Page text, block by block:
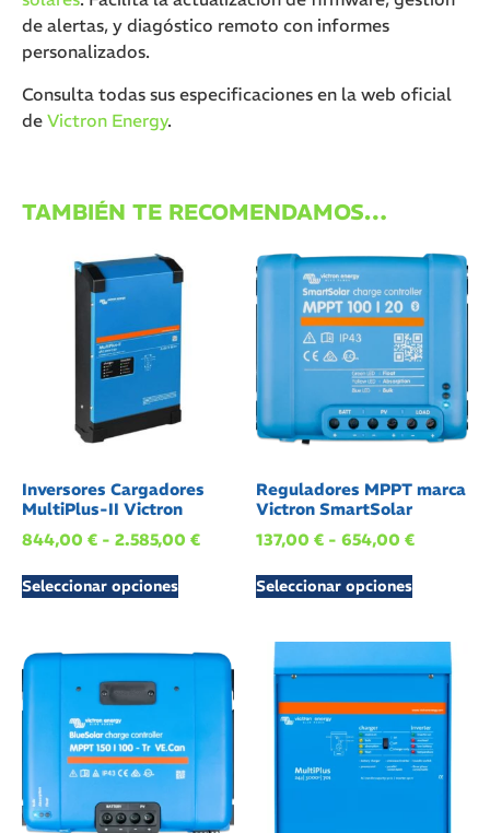
de alertas, y diagóstico remoto con informes
personalizados.
Consulta todas sus especificaciones en la web oficial
de Victron Energy.
TAMBIÉN TE RECOMENDAMOS…
Inversores Cargadores
MultiPlus-II Victron
844,00 € - 2.585,00 €
Seleccionar opciones
Reguladores MPPT marca
Victron SmartSolar
137,00 € - 654,00 €
Seleccionar opciones